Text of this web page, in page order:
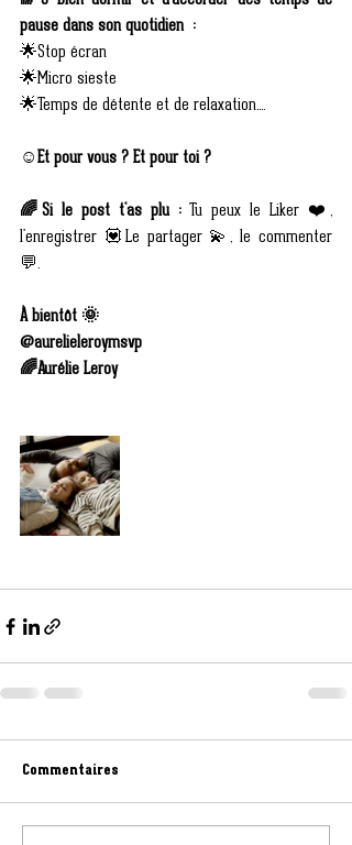
pause dans son quotidien  :
🌟Stop écran
🌟Micro sieste
🌟Temps de détente et de relaxation....
☺️Et pour vous ? Et pour toi ?
🌈Si le post t'as plu : Tu peux le Liker ❤️,
l'enregistrer 💟Le partager 💫, le commenter
💬.
À bientôt 🌞
@aurelieleroymsvp
🌈Aurélie Leroy
Commentaires